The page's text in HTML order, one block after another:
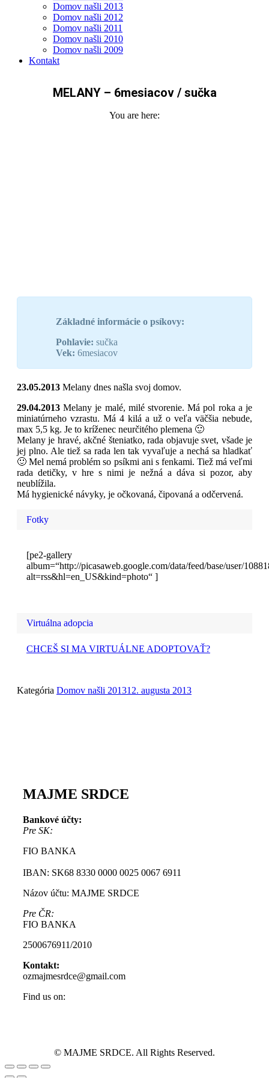
Domov našli 2013
Domov našli 2012
Domov našli 2011
Domov našli 2010
Domov našli 2009
Kontakt
MELANY – 6mesiacov / sučka
You are here:
Základné informácie o psíkovy:
Pohlavie: sučka
Vek: 6mesiacov
23.05.2013 Melany dnes našla svoj domov.
29.04.2013 Melany je malé, milé stvorenie. Má pol roka a je
miniatúrneho vzrastu. Má 4 kilá a už o veľa väčšia nebude,
max 5,5 kg. Je to kríženec neurčitého plemena 🙂
Melany je hravé, akčné šteniatko, rada objavuje svet, všade je
jej plno. Ale tiež sa rada len tak vyvaľuje a nechá sa hladkať
🙂 Mel nemá problém so psíkmi ani s fenkami. Tiež má veľmi
rada detičky, v hre s nimi je nežná a dáva si pozor, aby
neublížila.
Má hygienické návyky, je očkovaná, čipovaná a odčervená.
Fotky
[pe2-gallery
album=“http://picasaweb.google.com/data/feed/base/user/
alt=rss&hl=en_US&kind=photo“ ]
Virtuálna adopcia
CHCEŠ SI MA VIRTUÁLNE ADOPTOVAŤ?
Kategória Domov našli 201312. augusta 2013
MAJME SRDCE
Bankové účty:
Pre SK:
FIO BANKA
IBAN: SK68 8330 0000 0025 0067 6911
Názov účtu: MAJME SRDCE
Pre ČR:
FIO BANKA
2500676911/2010
Kontakt:
ozmajmesrdce@gmail.com
Find us on:
window
window
© MAJME SRDCE. All Rights Reserved.
Go
to